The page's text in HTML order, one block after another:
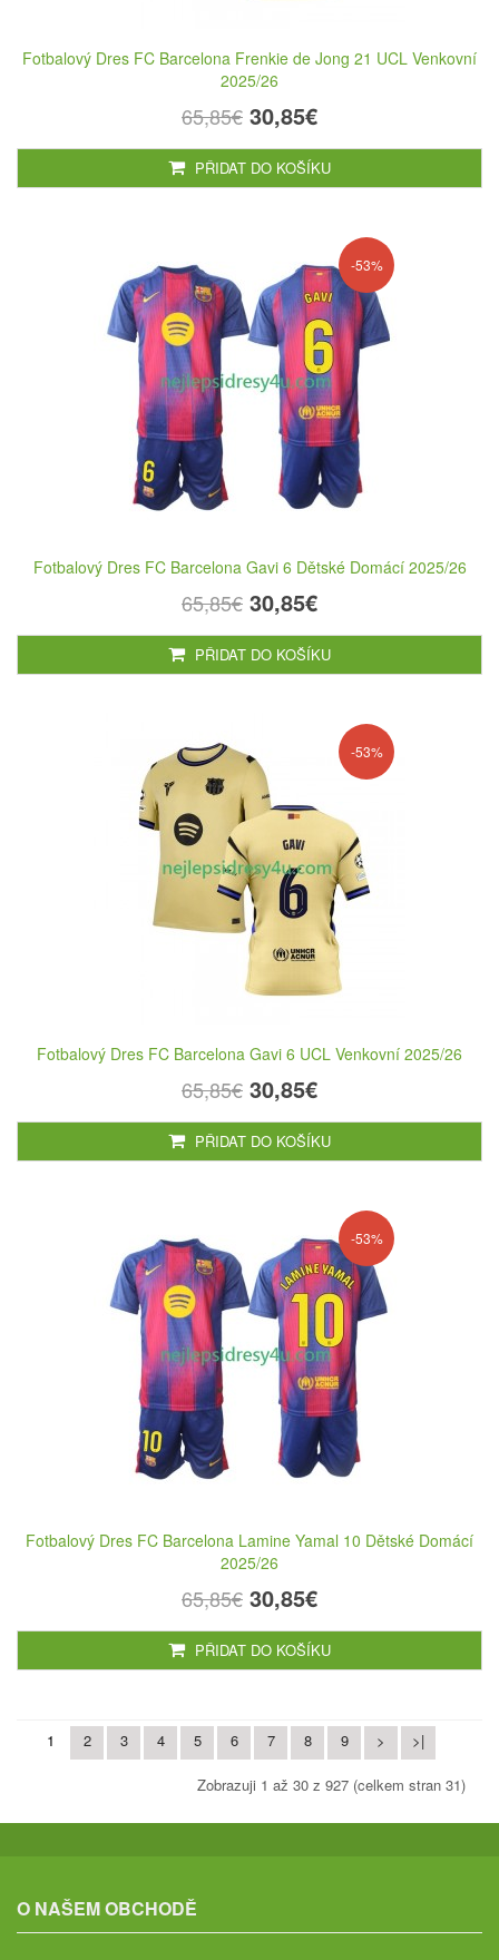
Fotbalový Dres FC Barcelona Frenkie de Jong 21 UCL Venkovní
2025/26
65,85€ 30,85€
PŘIDAT DO KOŠÍKU
-53%
Fotbalový Dres FC Barcelona Gavi 6 Dětské Domácí 2025/26
65,85€ 30,85€
PŘIDAT DO KOŠÍKU
-53%
Fotbalový Dres FC Barcelona Gavi 6 UCL Venkovní 2025/26
65,85€ 30,85€
PŘIDAT DO KOŠÍKU
-53%
Fotbalový Dres FC Barcelona Lamine Yamal 10 Dětské Domácí
2025/26
65,85€ 30,85€
PŘIDAT DO KOŠÍKU
1 2 3 4 5 6 7 8 9 > >|
Zobrazuji 1 až 30 z 927 (celkem stran 31)
O NAŠEM OBCHODĚ